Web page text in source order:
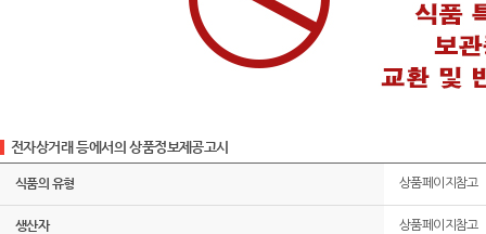
전자상거래 등에서의 상품정보제공고시
식품의 유형 상품페이지참고
생산자 상품페이지참고